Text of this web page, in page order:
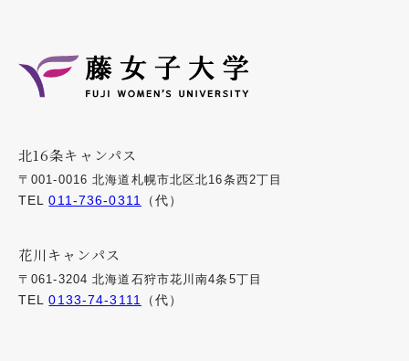
北16条キャンパス
〒001-0016 北海道札幌市北区北16条西2丁目
TEL011-736-0311 （代）
花川キャンパス
〒061-3204 北海道石狩市花川南4条5丁目
TEL0133-74-3111 （代）